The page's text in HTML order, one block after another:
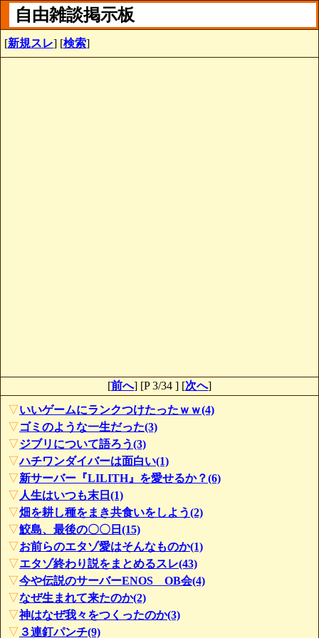
自由雑談掲示板
[新規スレ] [検索]
[前へ] [P 3/34 ] [次へ]
▽いいゲームにランクつけたったｗｗ(4)
▽ゴミのような一生だった(3)
▽ジブリについて語ろう(3)
▽ハチワンダイバーは面白い(1)
▽新サーバー『LILITH』を愛せるか？(6)
▽ 人生はいつも末日(1)
▽畑を耕し種をまき共食いをしよう(2)
▽鮫島、最後の〇〇日(15)
▽お前らのエタゾ愛はそんなものか(1)
▽エタゾ終わり説をまとめるスレ(43)
▽今や伝説のサーバーENOS OB会(4)
▽なぜ生まれて来たのか(2)
▽神はなぜ我々をつくったのか(3)
▽ ３連釘パンチ(9)